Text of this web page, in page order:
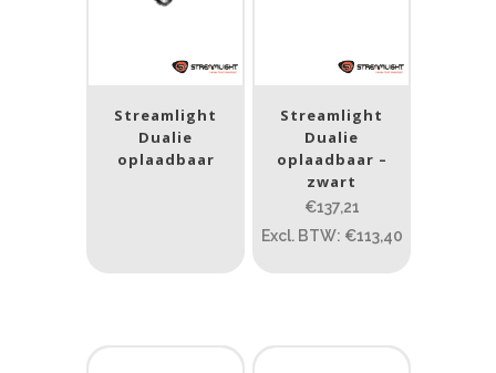
Ja(1)
Nee (10)
Streamlight
Dualie
oplaadbaar
Streamlight
Dualie
oplaadbaar –
zwart
€137,21
Excl. BTW: €113,40